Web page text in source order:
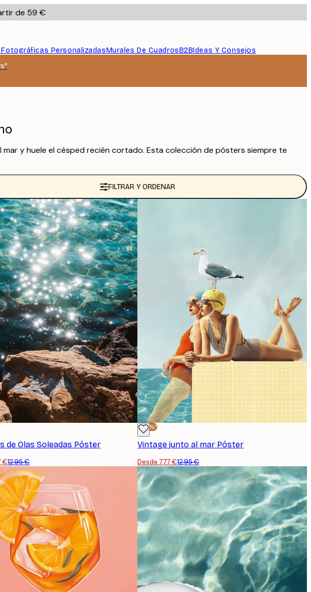
de 59 €
PersonalizadasMurales De CuadrosB2BIdeas Y Consejos
y huele el césped recién cortado. Esta colección de pósters siempre te
FILTRAR Y ORDENAR
de Olas Soleadas Póster
€12,95 €
-40%*
Vintage junto al mar Póster
Desde 7,77 €12,95 €